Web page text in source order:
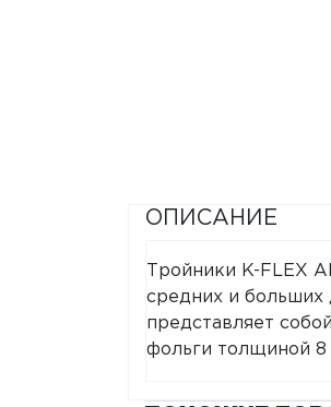
ОПИСАНИЕ
Тройники K-FLEX
средних и больших
представляет
фольги толщиной